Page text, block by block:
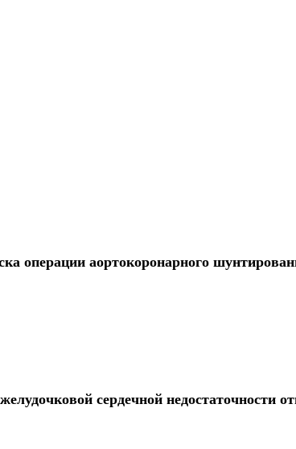
операции аортокоронарного
сердечной недостаточности